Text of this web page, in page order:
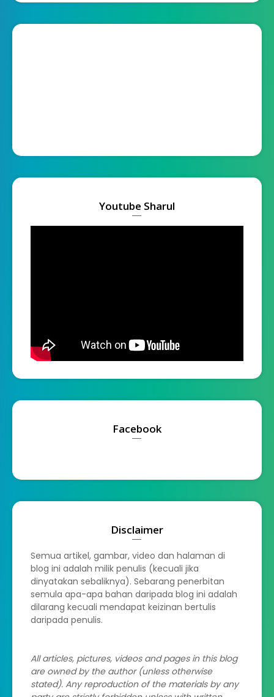
Youtube Sharul
Facebook
Disclaimer
Semua artikel, gambar, video dan halaman di
blog ini adalah milik penulis (kecuali jika
dinyatakan sebaliknya). Sebarang penerbitan
semula apa-apa bahan daripada blog ini adalah
dilarang kecuali mendapat keizinan bertulis
daripada penulis.
All articles, pictures, videos and pages in this blog
are owned by the author (unless otherwise
stated). Any reproduction of the materials by any